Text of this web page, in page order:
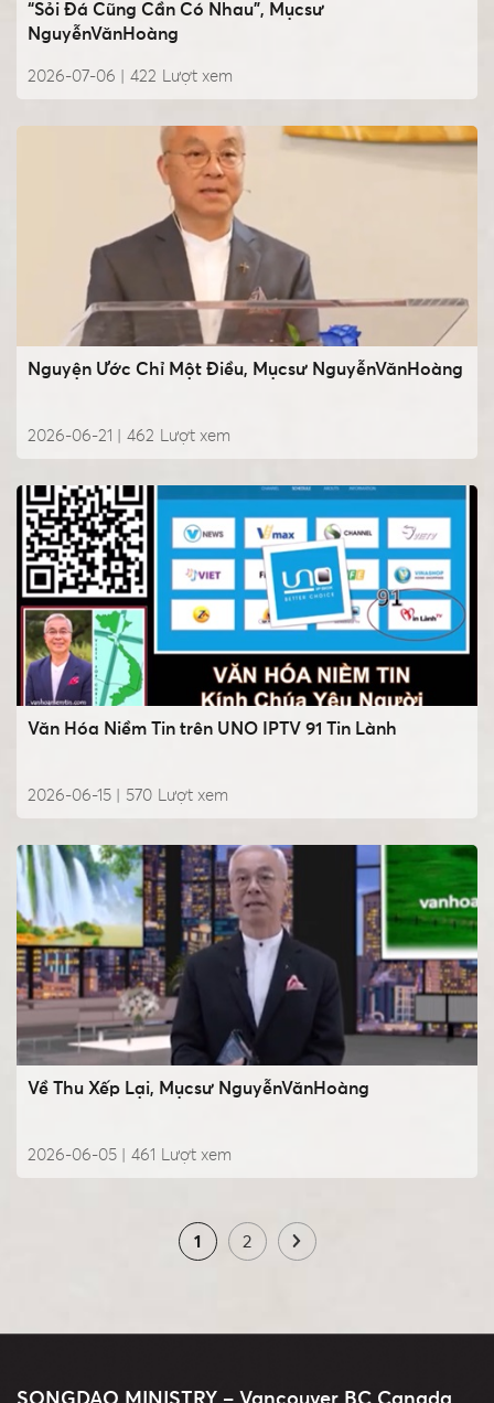
“Sỏi Đá Cũng Cần Có Nhau”, Mụcsư
NguyễnVănHoàng
2026-07-06 | Lượt xem
422
Nguyện Ước Chỉ Một Điều, Mụcsư NguyễnVănHoàng
2026-06-21 | Lượt xem
462
Văn Hóa Niềm Tin trên UNO IPTV 91 Tin Lành
2026-06-15 | Lượt xem
570
Về Thu Xếp Lại, Mụcsư NguyễnVănHoàng
2026-06-05 | Lượt xem
461
1 2